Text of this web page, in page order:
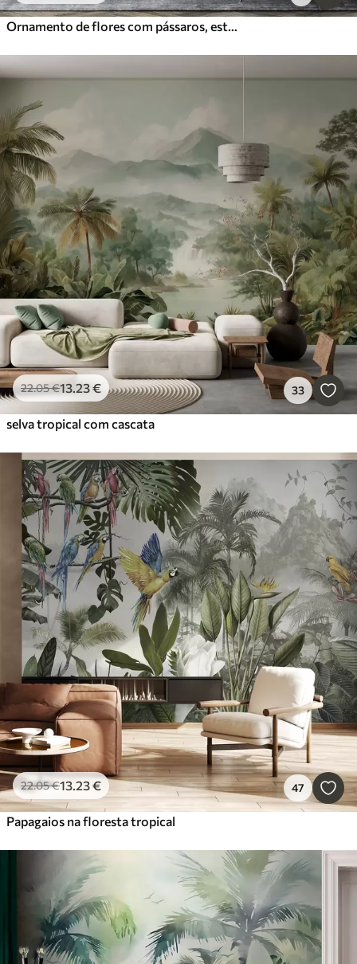
Ornamento de flores com pássaros, estilo rústico, botânico, prado, fundo azul
22.05€13.23€ 33
selva tropical com cascata
22.05€13.23€ 47
Papagaios na floresta tropical